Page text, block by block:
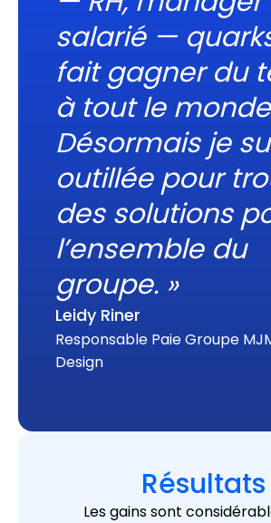
salarié —
fait gagner du
à tout le
Désormais je
outillée pour
des solutions
l’ensemble du
groupe. »
Leidy Riner
Responsable Paie Groupe
Design
Résultats
Les gains sont